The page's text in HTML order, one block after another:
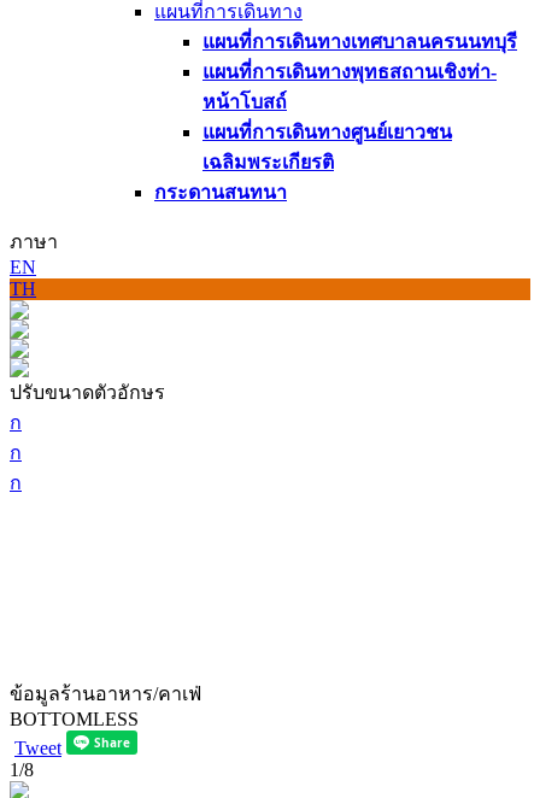
แผนที่การเดินทาง
แผนที่การเดินทางเทศบาลนครนนทบุรี
แผนที่การเดินทางพุทธสถานเชิงท่า-
หน้าโบสถ์
แผนที่การเดินทางศูนย์เยาวชน
เฉลิมพระเกียรติ
กระดานสนทนา
ภาษา
EN
TH
ปรับขนาดตัวอักษร
ก
ก
ก
ข้อมูลร้านอาหาร/คาเฟ่
BOTTOMLESS
Tweet
1/8